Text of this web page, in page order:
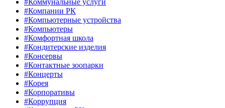
#Коммунальные услуги
#Компании РК
#Компьютерные устройства
#Компьютеры
#Комфортная школа
#Кондитерские изделия
#Консервы
#Контактные зоопарки
#Концерты
#Корея
#Корпоративы
#Коррупция